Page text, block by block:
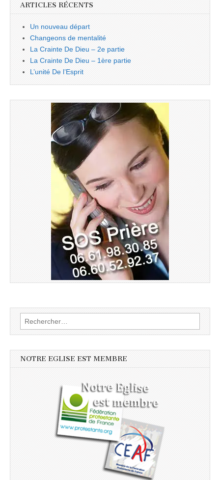
ARTICLES RÉCENTS
Un nouveau départ
Changeons de mentalité
La Crainte De Dieu – 2e partie
La Crainte De Dieu – 1ère partie
L’unité De l’Esprit
Rechercher :
NOTRE EGLISE EST MEMBRE